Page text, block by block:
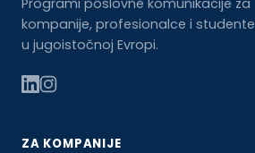
kompanije, profesionalce i studente
u jugoistočnoj Evropi.
ZA KOMPANIJE